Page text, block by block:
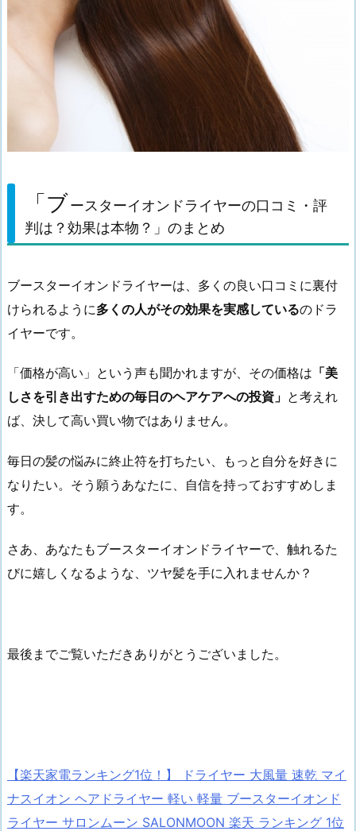
「ブースターイオンドライヤーの口コミ・評
判は？効果は本物？」のまとめ
ブースターイオンドライヤーは、多くの良い口コミに裏付
けられるように多くの人がその効果を実感しているのドラ
イヤーです。
「価格が高い」という声も聞かれますが、その価格は 「美
しさを引き出すための毎日のヘアケアへの投資」 と考えれ
ば、決して高い買い物ではありません。
毎日の髪の悩みに終止符を打ちたい、もっと自分を好きに
なりたい。そう願うあなたに、自信を持っておすすめしま
す。
さあ、あなたもブースターイオンドライヤーで、触れるた
びに嬉しくなるような、ツヤ髪を手に入れませんか？
最後までご覧いただきありがとうございました。
【楽天家電ランキング1位！】 ドライヤー 大風量 速乾 マイ
ナスイオン ヘアドライヤー 軽い 軽量 ブースターイオンド
ライヤー サロンムーン SALONMOON 楽天 ランキング 1位